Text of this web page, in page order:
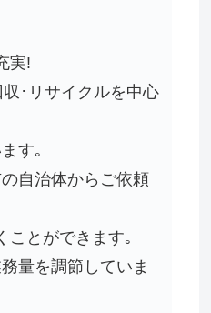
実!
･リサイクルを中心
す｡
自治体からご依頼
ことができます｡
量を調節していま